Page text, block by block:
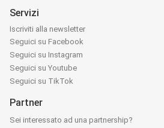
Servizi
Iscriviti alla newsletter
Seguici su Facebook
Seguici su Instagram
Seguici su Youtube
Seguici su TikTok
Partner
Sei interessato ad una partnership?